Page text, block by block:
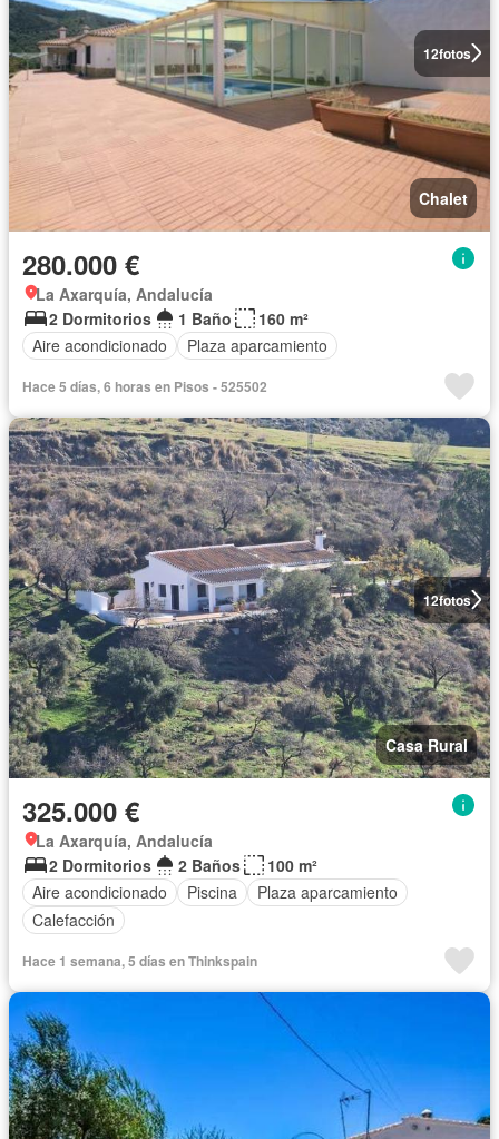
12fotos
Chalet
280.000 €
La Axarquía, Andalucía
2 Dormitorios
1 Baño
160 m²
Aire acondicionado
Plaza aparcamiento
Hace 5 días, 6 horas en Pisos - 525502
12fotos
Casa Rural
325.000 €
La Axarquía, Andalucía
2 Dormitorios
2 Baños
100 m²
Aire acondicionado
Piscina
Plaza aparcamiento
Calefacción
Hace 1 semana, 5 días en Thinkspain